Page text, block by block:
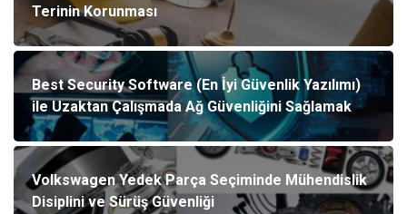
Terinin Korunması
Best Security Software (En İyi Güvenlik Yazılımı)
ile Uzaktan Çalışmada Ağ Güvenliğini Sağlamak
Volkswagen Yedek Parça Seçiminde Mühendislik
Disiplini ve Sürüş Güvenliği